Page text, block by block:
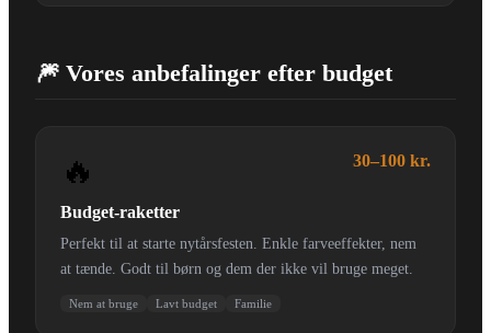
🎆 Vores anbefalinger efter budget
🔥 30–100 kr.
Budget-raketter
Perfekt til at starte nytårsfesten. Enkle farveeffekter, nem
at tænde. Godt til børn og dem der ikke vil bruge meget.
Nem at bruge Lavt budget Familie